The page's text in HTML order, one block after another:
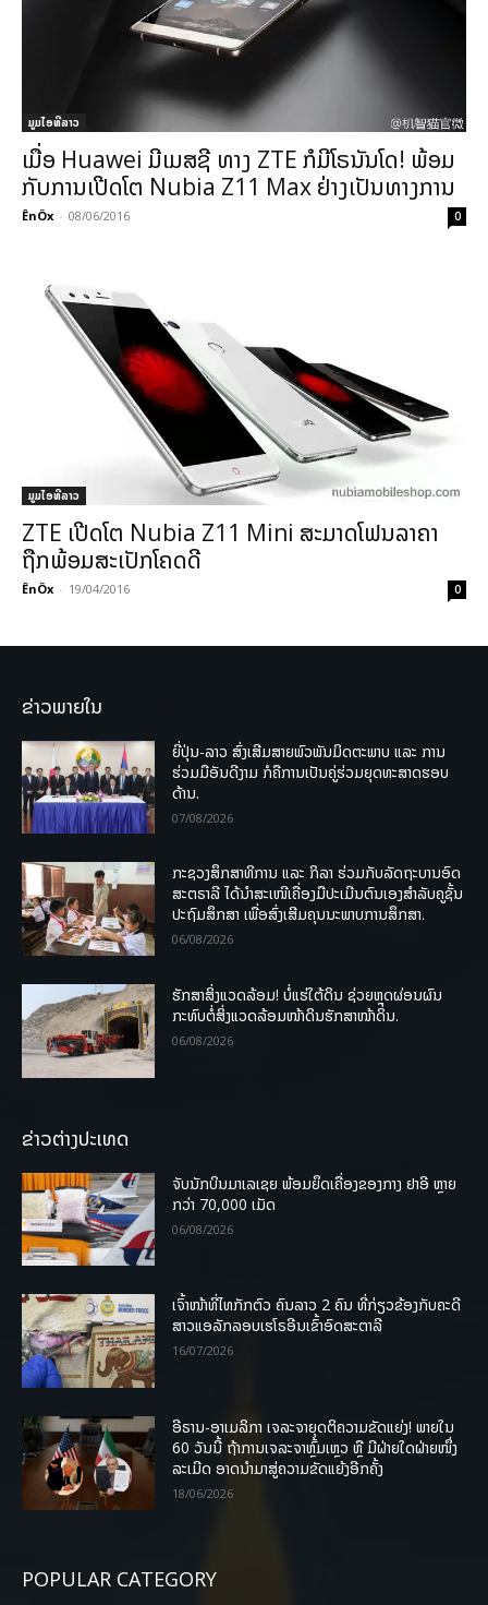
ມູມໄອທີລາວ
ເມື່ອ Huawei ມີເມສຊີ ທາງ ZTE ກໍມີໂຣນັນໂດ! ພ້ອມ
ກັບການເປີດໂຕ Nubia Z11 Max ຢ່າງເປັນທາງການ
ÊnÖx - 08/06/2016 0
ມູມໄອທີລາວ
ZTE ເປີດໂຕ Nubia Z11 Mini ສະມາດໂຟນລາຄາ
ຖືກພ້ອມສະເປັກໂຄດດີ
ÊnÖx - 19/04/2016 0
ຂ່າວພາຍໃນ
ຍີ່ປຸ່ນ-ລາວ ສົ່ງເສີມສາຍພົວພັນມິດຕະພາບ ແລະ ການ
ຮ່ວມມືອັນດີງາມ ກໍຄືການເປັນຄູ່ຮ່ວມຍຸດທະສາດຮອບ
ດ້ານ.
07/08/2026
ກະຊວງສຶກສາທິການ ແລະ ກິລາ ຮ່ວມກັບລັດຖະບານອົດ
ສະຕຣາລີ ໄດ້ນຳສະເໜີເຄື່ອງມືປະເມີນຕົນເອງສຳລັບຄູຊັ້ນ
ປະຖົມສຶກສາ ເພື່ອສົ່ງເສີມຄຸນນະພາບການສຶກສາ.
06/08/2026
ຮັກສາສິ່ງແວດລ້ອມ! ບໍ່ແຮ່ໃຕ້ດິນ ຊ່ວຍຫຼຸດຜ່ອນຜົນ
ກະທົບຕໍ່ສິ່ງແວດລ້ອມໜ້າດິນຮັກສາໜ້າດິນ.
06/08/2026
ຂ່າວຕ່າງປະເທດ
ຈັບນັກບິນມາເລເຊຍ ພ້ອມຍຶດເຄື່ອງຂອງກາງ ຢາອີ ຫຼາຍ
ກວ່າ 70,000 ເມັດ
06/08/2026
ເຈົ້າໜ້າທີ່ໄທກັກຕົວ ຄົນລາວ 2 ຄົນ ທີ່ກ່ຽວຂ້ອງກັບຄະດີ
ສາວແອລັກລອບເຮໂຣອີນເຂົ້າອົດສະຕາລີ
16/07/2026
ອີຣານ-ອາເມລິກາ ເຈລະຈາຍຸດຕິຄວາມຂັດແຍ່ງ! ພາຍໃນ
60 ວັນນີ້ ຖ້າການເຈລະຈາຫຼົ້ມເຫຼວ ຫຼື ມີຝ່າຍໃດຝ່າຍໜຶ່ງ
ລະເມີດ ອາດນໍາມາສູ່ຄວາມຂັດແຍ້ງອີກຄັ້ງ
18/06/2026
POPULAR CATEGORY